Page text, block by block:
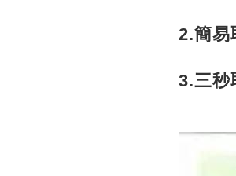
2.簡易
3.三秒